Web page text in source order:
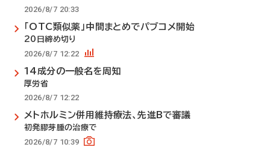
2026/8/7 20:33
「OTC類似薬」中間まとめでパブコメ開始
20日締め切り
2026/8/7 12:22
14成分の一般名を周知
厚労省
2026/8/7 12:22
メトホルミン併用維持療法、先進Bで審議
初発膠芽腫の治療で
2026/8/7 10:39